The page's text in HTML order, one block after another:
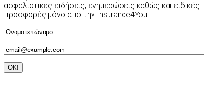
ασφαλιστικές ειδήσεις, ενημερώσεις καθώς και ειδικές
προσφορές μόνο από την Insurance4You!